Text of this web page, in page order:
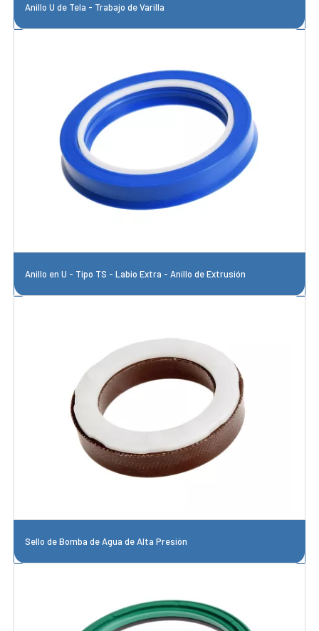
Anillo U de Tela - Trabajo de Varilla
Anillo en U - Tipo TS - Labio Extra - Anillo de Extrusión
Sello de Bomba de Agua de Alta Presión